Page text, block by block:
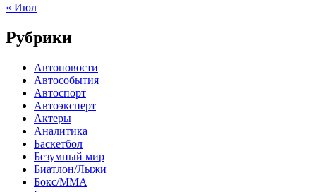
« Июл
Рубрики
Автоновости
Автособытия
Автоспорт
Автоэксперт
Актеры
Аналитика
Баскетбол
Безумный мир
Биатлон/Лыжи
Бокс/MMA